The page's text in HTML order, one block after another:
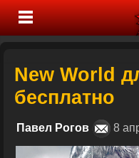
New World
бесплатно
Павел Рогов 8